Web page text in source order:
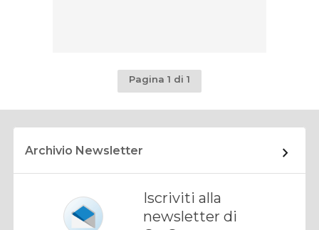
Pagina 1 di 1
Archivio Newsletter
Iscriviti alla
newsletter di